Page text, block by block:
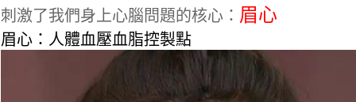
刺激了我們身上心腦問題的核心： 眉心
眉心：人體血壓血脂控製點